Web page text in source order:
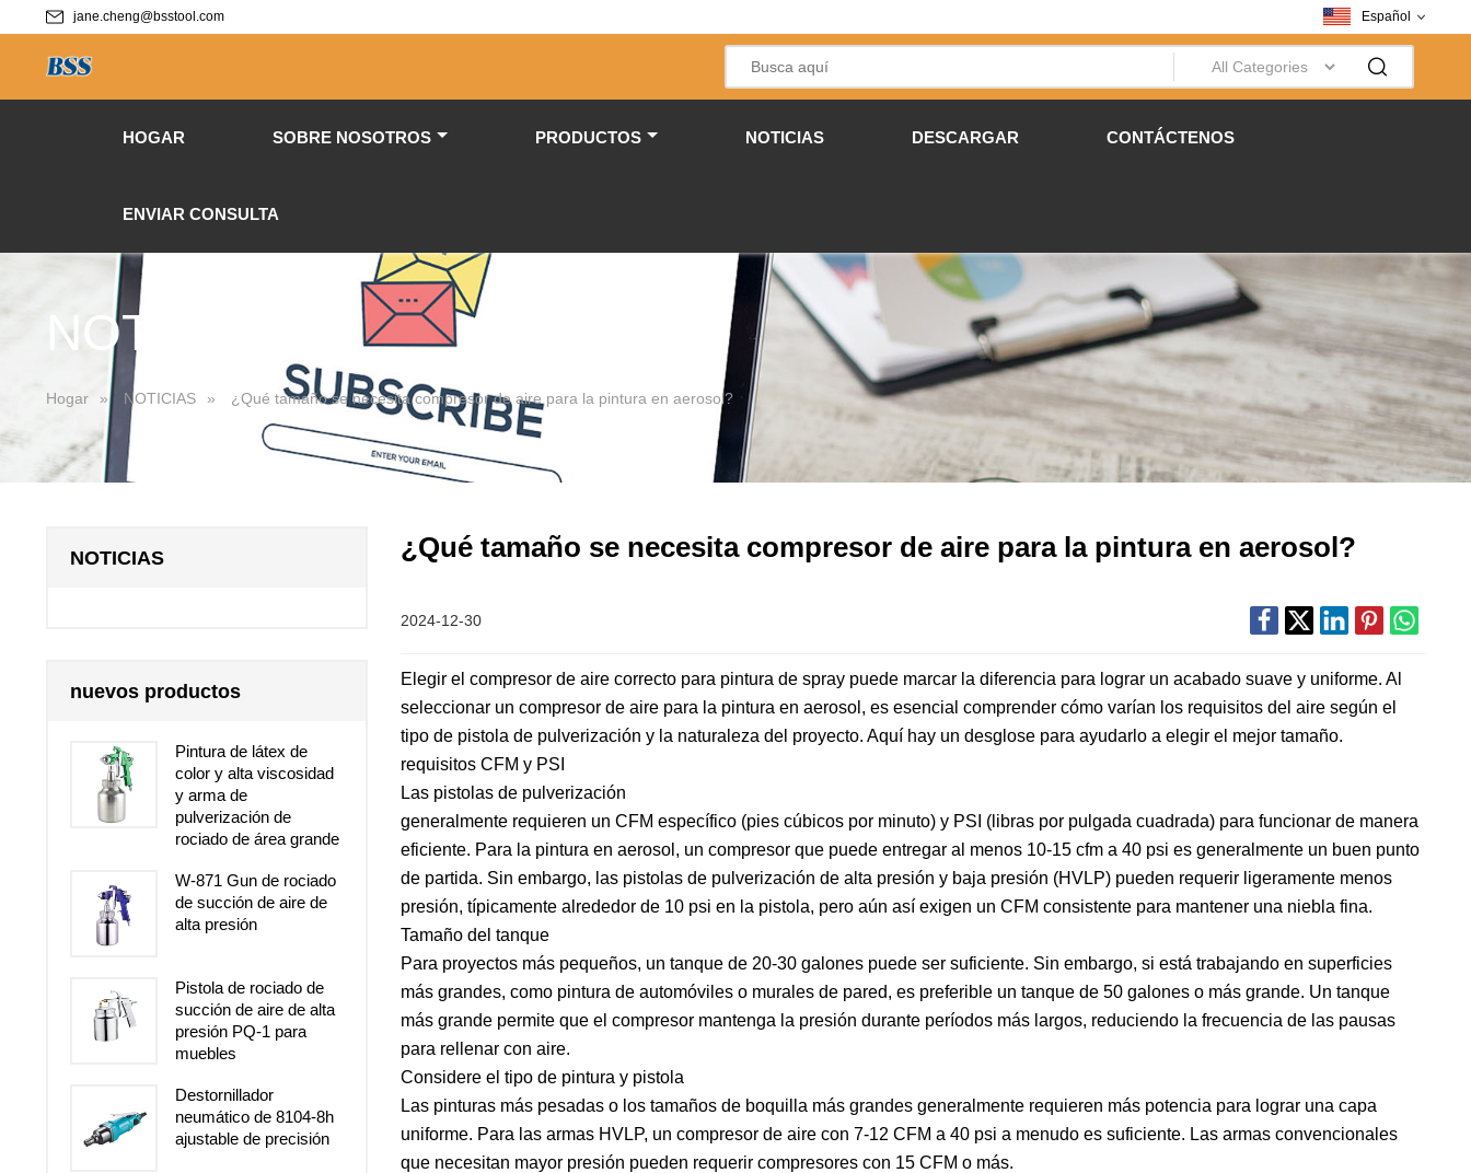
jane.cheng@bsstool.com Español
HOGAR SOBRE NOSOTROS PRODUCTOS NOTICIAS DESCARGAR CONTÁCTENOS
ENVIAR CONSULTA
NOTICIAS
Hogar » NOTICIAS » ¿Qué tamaño se necesita compresor de aire para la pintura en aerosol?
NOTICIAS
nuevos productos
Pintura de látex de
color y alta viscosidad
y arma de
pulverización de
rociado de área grande
W-871 Gun de rociado
de succión de aire de
alta presión
Pistola de rociado de
succión de aire de alta
presión PQ-1 para
muebles
Destornillador
neumático de 8104-8h
ajustable de precisión
¿Qué tamaño se necesita compresor de aire para la pintura en aerosol?
2024-12-30
Elegir el compresor de aire correcto para pintura de spray puede marcar la diferencia para lograr un acabado suave y uniforme. Al
seleccionar un compresor de aire para la pintura en aerosol, es esencial comprender cómo varían los requisitos del aire según el
tipo de pistola de pulverización y la naturaleza del proyecto. Aquí hay un desglose para ayudarlo a elegir el mejor tamaño.
requisitos CFM y PSI
Las pistolas de pulverización
generalmente requieren un CFM específico (pies cúbicos por minuto) y PSI (libras por pulgada cuadrada) para funcionar de manera
eficiente. Para la pintura en aerosol, un compresor que puede entregar al menos 10-15 cfm a 40 psi es generalmente un buen punto
de partida. Sin embargo, las pistolas de pulverización de alta presión y baja presión (HVLP) pueden requerir ligeramente menos
presión, típicamente alrededor de 10 psi en la pistola, pero aún así exigen un CFM consistente para mantener una niebla fina.
Tamaño del tanque
Para proyectos más pequeños, un tanque de 20-30 galones puede ser suficiente. Sin embargo, si está trabajando en superficies
más grandes, como pintura de automóviles o murales de pared, es preferible un tanque de 50 galones o más grande. Un tanque
más grande permite que el compresor mantenga la presión durante períodos más largos, reduciendo la frecuencia de las pausas
para rellenar con aire.
Considere el tipo de pintura y pistola
Las pinturas más pesadas o los tamaños de boquilla más grandes generalmente requieren más potencia para lograr una capa
uniforme. Para las armas HVLP, un compresor de aire con 7-12 CFM a 40 psi a menudo es suficiente. Las armas convencionales
que necesitan mayor presión pueden requerir compresores con 15 CFM o más.